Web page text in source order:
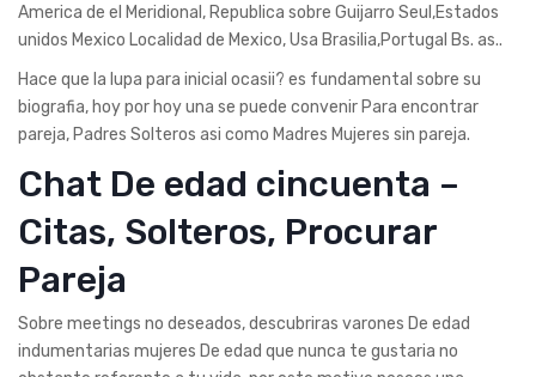
America de el Meridional, Republica sobre Guijarro Seul,Estados
unidos Mexico Localidad de Mexico, Usa Brasilia,Portugal Bs. as..
Hace que la lupa para inicial ocasii? es fundamental sobre su
biografia, hoy por hoy una se puede convenir Para encontrar
pareja, Padres Solteros asi­ como Madres Mujeres sin pareja.
Chat De edad cincuenta –
Citas, Solteros, Procurar
Pareja
Sobre meetings no deseados, descubriras varones De edad
indumentarias mujeres De edad que nunca te gustaria no